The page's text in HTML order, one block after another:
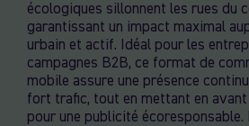
écologiques sillonnent les rues du
garantissant un impact maximal
urbain et actif. Idéal pour les
campagnes B2B, ce format de
mobile assure une présence
fort trafic, tout en mettant en
pour une publicité écoresponsable.